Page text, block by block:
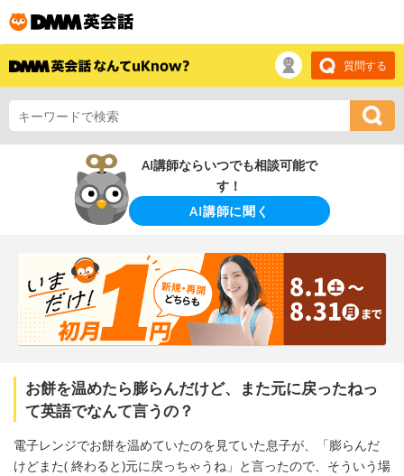
質問する
AI講師ならいつでも相談可能で
す！
AI講師に聞く
お餅を温めたら膨らんだけど、また元に戻ったねっ
て英語でなんて言うの？
電子レンジでお餅を温めていたのを見ていた息子が、「膨らんだ
けどまた( 終わると)元に戻っちゃうね」と言ったので、そういう場